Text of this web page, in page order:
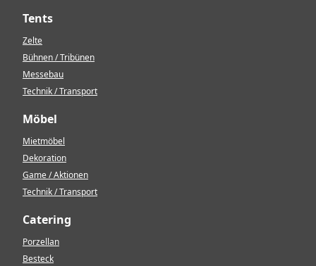
Tents
Zelte
Bühnen / Tribünen
Messebau
Technik / Transport
Möbel
Mietmöbel
Dekoration
Game / Aktionen
Technik / Transport
Catering
Porzellan
Besteck